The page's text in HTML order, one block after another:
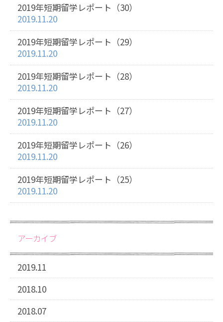
2019年短期留学レポート（30）
2019.11.20
2019年短期留学レポート（29）
2019.11.20
2019年短期留学レポート（28）
2019.11.20
2019年短期留学レポート（27）
2019.11.20
2019年短期留学レポート（26）
2019.11.20
2019年短期留学レポート（25）
2019.11.20
アーカイブ
2019.11
2018.10
2018.07